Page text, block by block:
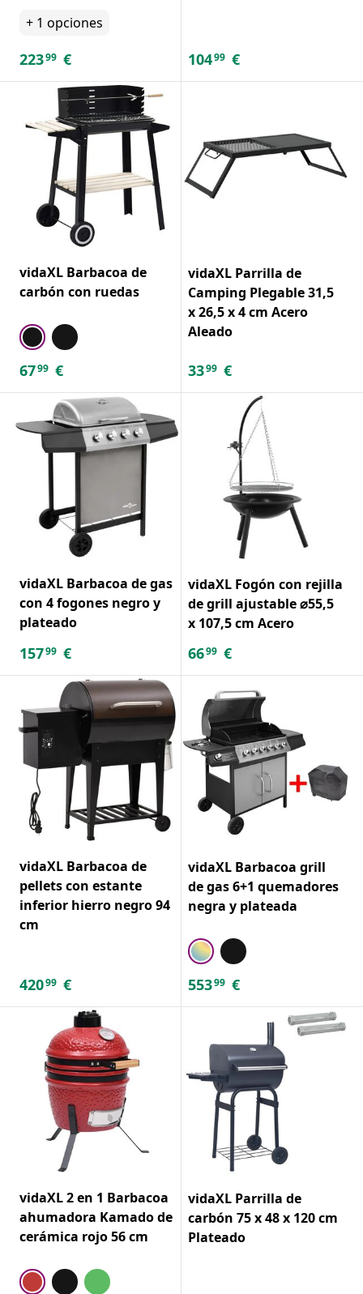
+ 1 opciones
22399 € 10499 €
vidaXL Barbacoa de
carbón con ruedas
6799 €
vidaXL Parrilla de
Camping Plegable 31,5
x 26,5 x 4 cm Acero
Aleado
3399 €
vidaXL Barbacoa de gas
con 4 fogones negro y
plateado
15799 €
vidaXL Fogón con rejilla
de grill ajustable ⌀55,5
x 107,5 cm Acero
6699 €
vidaXL Barbacoa de
pellets con estante
inferior hierro negro 94
cm
42099 €
vidaXL Barbacoa grill
de gas 6+1 quemadores
negra y plateada
55399 €
vidaXL 2 en 1 Barbacoa
ahumadora Kamado de
cerámica rojo 56 cm
vidaXL Parrilla de
carbón 75 x 48 x 120 cm
Plateado